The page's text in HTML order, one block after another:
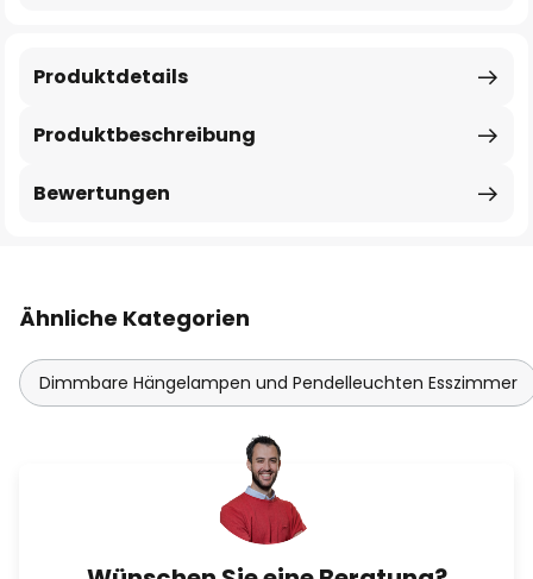
Produktbeschreibung
Produktdetails
Bewertungen
Ähnliche Kategorien
Dimmbare Hängelampen und Pendelleuchten Esszimmer